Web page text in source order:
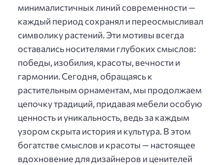
минималистичных линий современности —
каждый период сохранял и переосмысливал
символику растений. Эти мотивы всегда
оставались носителями глубоких смыслов:
победы, изобилия, красоты, вечности и
гармонии. Сегодня, обращаясь к
растительным орнаментам, мы продолжаем
цепочку традиций, придавая мебели особую
ценность и уникальность, ведь за каждым
узором скрыта история и культура. В этом
богатстве смыслов и красоты — настоящее
вдохновение для дизайнеров и ценителей